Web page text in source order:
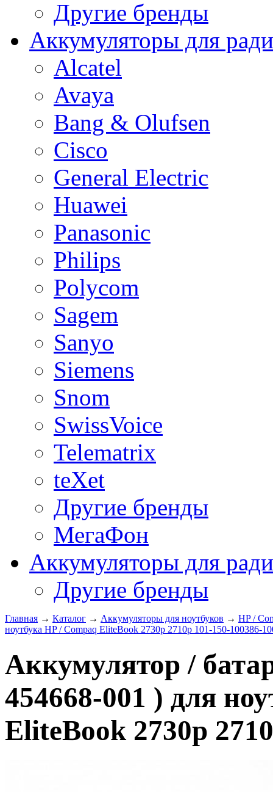
Другие бренды
Аккумуляторы для
Alcatel
Avaya
Bang & Olufsen
Cisco
General Electric
Huawei
Panasonic
Philips
Polycom
Sagem
Sanyo
Siemens
Snom
SwissVoice
Telematrix
teXet
Другие бренды
МегаФон
Аккумуляторы для
Другие бренды
Главная → Каталог → Аккумуляторы для ноутбуков → HP /
ноутбука HP / Compaq EliteBook 2730p 2710p 101-150-100386-
Аккумулятор /
454668-001 ) для
EliteBook 2730p